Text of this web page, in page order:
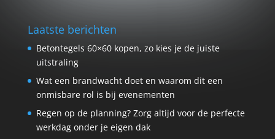
Laatste berichten
Betontegels 60×60 kopen, zo kies je de juiste
uitstraling
Wat een brandwacht doet en waarom dit een
onmisbare rol is bij evenementen
Regen op de planning? Zorg altijd voor de perfecte
werkdag onder je eigen dak